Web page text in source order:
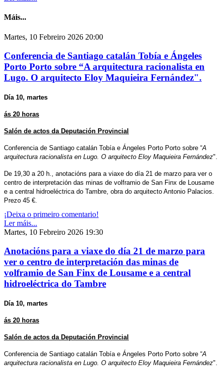
Máis...
Martes, 10 Febreiro 2026 20:00
Conferencia de Santiago catalán Tobía e Ángeles
Porto Porto sobre “A arquitectura racionalista en
Lugo. O arquitecto Eloy Maquieira Fernández".
Día 10, martes
ás 20 horas
Salón de actos da Deputación Provincial
Conferencia de Santiago catalán Tobía e Ángeles Porto Porto sobre “A
arquitectura racionalista en Lugo. O arquitecto Eloy Maquieira Fernández".
De 19,30 a 20 h., anotacións para a viaxe do día 21 de marzo para ver o
centro de interpretación das minas de volframio de San Finx de Lousame
e a central hidroeléctrica do Tambre, obra do arquitecto Antonio Palacios.
Prezo 45 €.
¡Deixa o primeiro comentario!
Ler máis...
Martes, 10 Febreiro 2026 19:30
Anotacións para a viaxe do día 21 de marzo para
ver o centro de interpretación das minas de
volframio de San Finx de Lousame e a central
hidroeléctrica do Tambre
Día 10, martes
ás 20 horas
Salón de actos da Deputación Provincial
Conferencia de Santiago catalán Tobía e Ángeles Porto Porto sobre “A
arquitectura racionalista en Lugo. O arquitecto Eloy Maquieira Fernández".